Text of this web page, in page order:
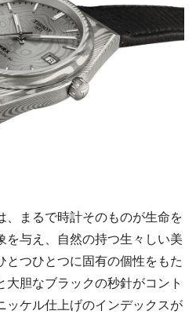
、まるで時計そのものが生命を
を与え、自然の持つ生々しい美
とつひとつに固有の個性をもた
大胆なブラックの秒針がコント
ッケル仕上げのインデックスが